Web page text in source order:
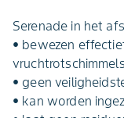
Serenade in het
• bewezen
vruchtrotschimmels
• geen
• kan worden